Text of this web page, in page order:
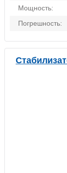
Мощность:
Погрешность: